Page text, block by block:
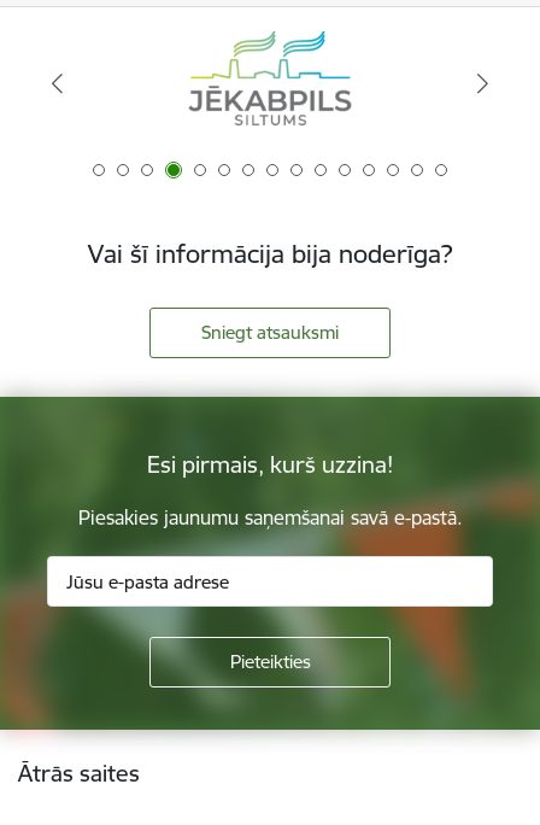
Vai šī informācija bija noderīga?
Sniegt atsauksmi
Esi pirmais, kurš uzzina!
Piesakies jaunumu saņemšanai savā e-pastā.
Kājene
Ātrās saites